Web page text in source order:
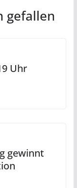
gefallen
Uhr
gewinnt